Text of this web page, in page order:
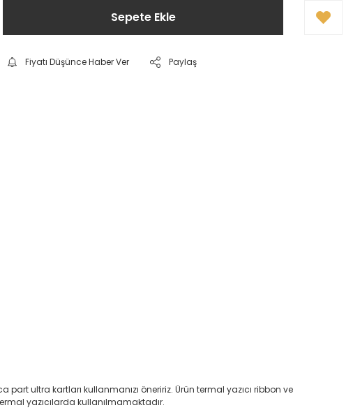
Sepete Ekle
Fiyatı Düşünce Haber Ver Paylaş
ultra kartları kullanmanızı öneririz. Ürün termal yazıcı ribbon ve
yazıcılarda kullanılmamaktadır.